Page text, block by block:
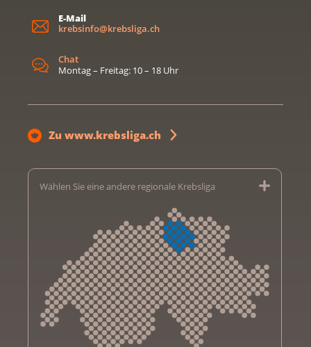
E-Mail
krebsinfo@krebsliga.ch
Chat
Montag – Freitag: 10 – 18 Uhr
Zu www.krebsliga.ch
Wählen Sie eine andere regionale Krebsliga